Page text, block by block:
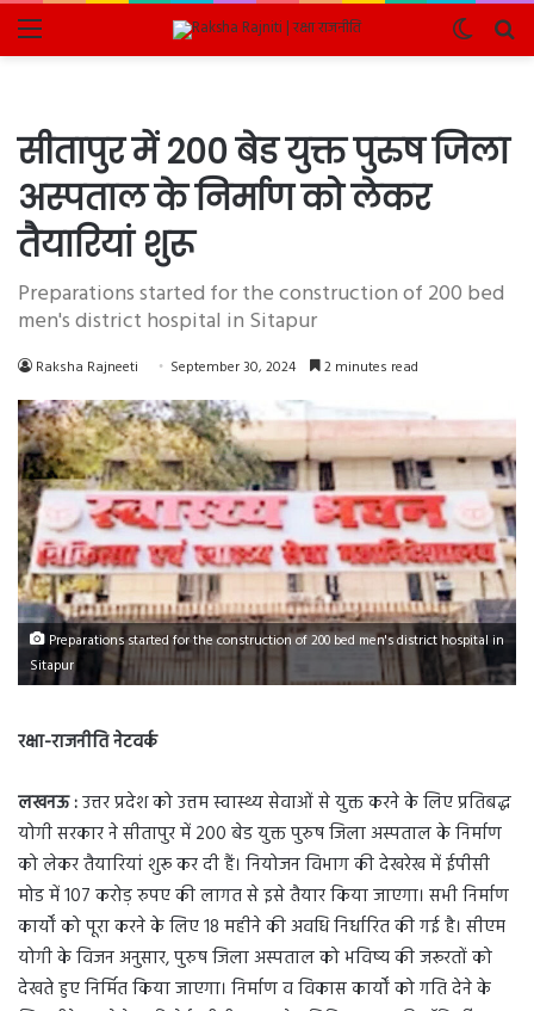
Menu
Switch
skin
सीतापुर में 200 बेड युक्त पुरुष जिला
अस्पताल के निर्माण को लेकर
तैयारियां शुरू
Preparations started for the construction of 200 bed
men's district hospital in Sitapur
Raksha Rajneeti September 30, 2024 2 minutes read
Preparations started for the construction of 200 bed men's district hospital in
Sitapur
रक्षा-राजनीति नेटवर्क
लखनऊ :उत्तर प्रदेश को उत्तम स्वास्थ्य सेवाओं से युक्त करने के लिए प्रतिबद्ध
योगी सरकार ने सीतापुर में 200 बेड युक्त पुरुष जिला अस्पताल के निर्माण
को लेकर तैयारियां शुरू कर दी हैं। नियोजन विभाग की देखरेख में ईपीसी
मोड में 107 करोड़ रुपए की लागत से इसे तैयार किया जाएगा। सभी निर्माण
कार्यों को पूरा करने के लिए 18 महीने की अवधि निर्धारित की गई है। सीएम
योगी के विजन अनुसार, पुरुष जिला अस्पताल को भविष्य की जरूरतों को
देखते हुए निर्मित किया जाएगा। निर्माण व विकास कार्यों को गति देने के